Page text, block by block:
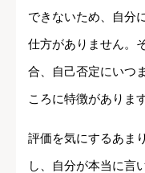
できないため、自分
仕方がありません。
合、自己否定にいつ
ころに特徴があります
評価を気にするあま
し、自分が本当に言